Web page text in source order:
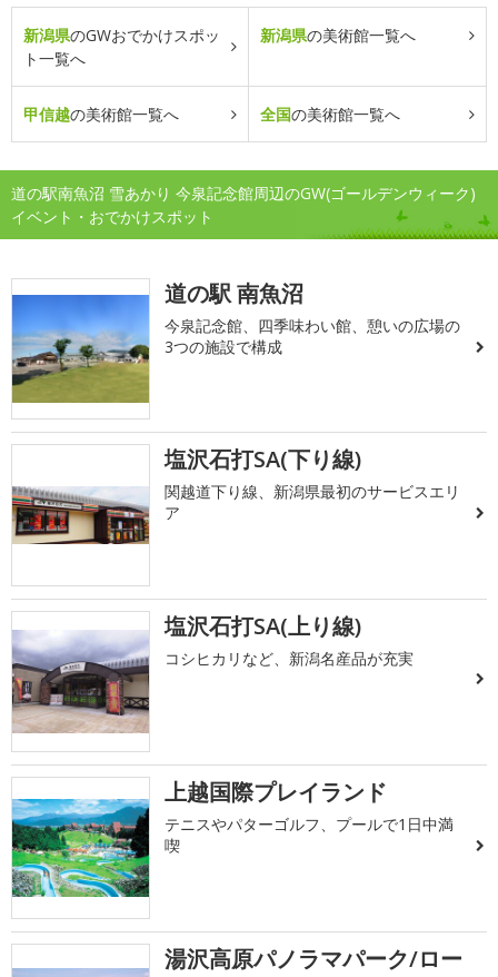
新潟県のGWおでかけスポッ
ト一覧へ
新潟県の美術館一覧へ
甲信越の美術館一覧へ 全国の美術館一覧へ
道の駅南魚沼 雪あかり 今泉記念館周辺のGW(ゴールデンウィーク)
イベント・おでかけスポット
道の駅 南魚沼
今泉記念館、四季味わい館、憩いの広場の
3つの施設で構成
塩沢石打SA(下り線)
関越道下り線、新潟県最初のサービスエリ
ア
塩沢石打SA(上り線)
コシヒカリなど、新潟名産品が充実
上越国際プレイランド
テニスやパターゴルフ、プールで1日中満
喫
湯沢高原パノラマパーク/ロー